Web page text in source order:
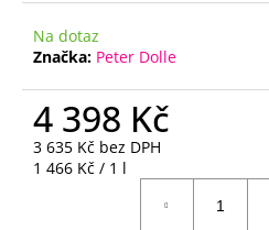
Na dotaz
Značka: Peter Dolle
4 398 Kč
3 635 Kč bez DPH
Měrná
1 466 Kč / 1 l
D
o
p
u